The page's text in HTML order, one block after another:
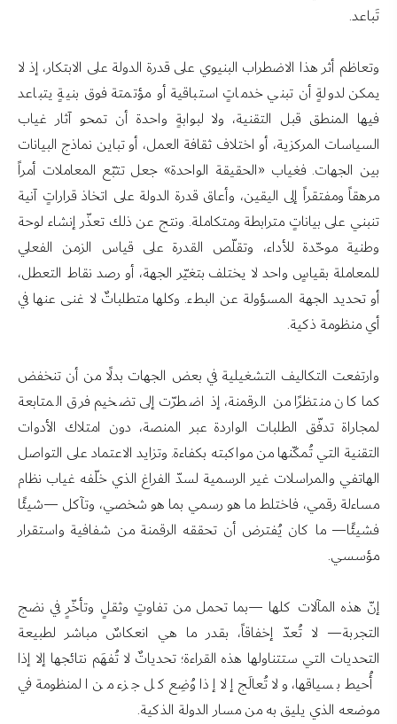
تَباعد.
وتعاظم أثر هذا الاضطراب البنيوي على قدرة الدولة على الابتكار، إذ لا
يمكن لدولةٍ أن تبني خدماتٍ استباقية أو مؤتمتة فوق بنيةٍ يتباعد
فيها المنطق قبل التقنية، ولا لبوابةٍ واحدة أن تمحو آثار غياب
السياسات المركزية، أو اختلاف ثقافة العمل، أو تباين نماذج البيانات
بين الجهات. فغياب «الحقيقة الواحدة» جعل تتبّع المعاملات أمراً
مرهقاً ومفتقراً إلى اليقين، وأعاق قدرة الدولة على اتخاذ قراراتٍ آنية
تنبني على بياناتٍ مترابطة ومتكاملة. ونتج عن ذلك تعذّر إنشاء لوحة
وطنية موحّدة للأداء، وتقلّص القدرة على قياس الزمن الفعلي
للمعاملة بقياسٍ واحد لا يختلف بتغيّر الجهة، أو رصد نقاط التعطل،
أو تحديد الجهة المسؤولة عن البطء. وكلها متطلباتٌ لا غنى عنها في
أي منظومة ذكية.
وارتفعت التكاليف التشغيلية في بعض الجهات بدلًا من أن تنخفض
كما كان منتظرًا من الرقمنة، إذ اضطرّت إلى تضخيم فرق المتابعة
لمجاراة تدفّق الطلبات الواردة عبر المنصة، دون امتلاك الأدوات
التقنية التي تُمكّنها من مواكبته بكفاءة. وتزايد الاعتماد على التواصل
الهاتفي والمراسلات غير الرسمية لسدّ الفراغ الذي خلّفه غياب نظام
مساءلة رقمي، فاختلط ما هو رسمي بما هو شخصي، وتآكل —شيئًا
فشيئًا— ما كان يُفترض أن تحققه الرقمنة من شفافية واستقرار
مؤسسي.
إنّ هذه المآلات كلها —بما تحمل من تفاوتٍ وثقلٍ وتأخّرٍ في نضج
التجربة— لا تُعدّ إخفاقاً، بقدر ما هي انعكاسٌ مباشر لطبيعة
التحديات التي ستتناولها هذه القراءة؛ تحدياتٌ لا تُفهَم نتائجها إلا إذا
أُحيط بسياقها، ولا تُعالَج إلا إذا وُضِع كل جزء من المنظومة في
موضعه الذي يليق به من مسار الدولة الذكية.